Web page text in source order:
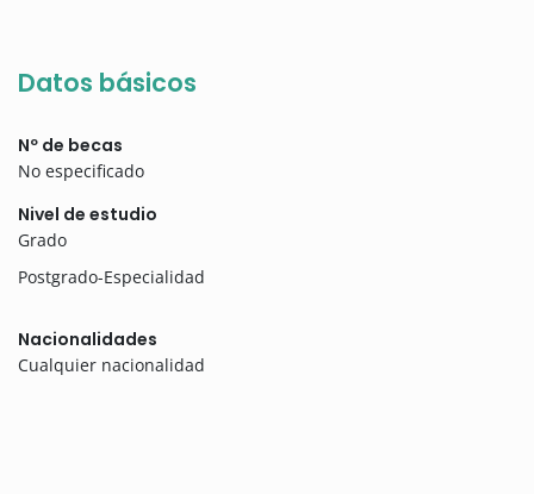
Datos básicos
Nº de becas
No especificado
Nivel de estudio
Grado
Postgrado-Especialidad
Nacionalidades
Cualquier nacionalidad